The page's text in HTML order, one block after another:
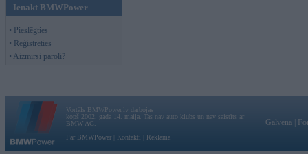
Ienākt BMWPower
• Pieslēgties
• Reģistrēties
• Aizmirsi paroli?
Vortāls BMWPower.lv darbojas
kopš 2002. gada 14. maija. Tas nav auto klubs un nav saistīts ar
BMW AG.
Par BMWPower
Kontakti Reklāma
Galvena